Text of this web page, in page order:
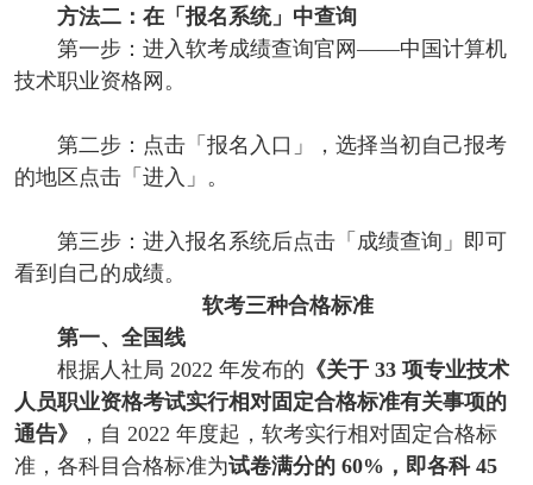
方法二：在「报名系统」中查询
第一步：进入软考成绩查询官网——中国计算机
技术职业资格网。
第二步：点击「报名入口」，选择当初自己报考
的地区点击「进入」。
第三步：进入报名系统后点击「成绩查询」即可
看到自己的成绩。
软考三种合格标准
第一、全国线
根据人社局 2022 年发布的 《关于 33 项专业技术
人员职业资格考试实行相对固定合格标准有关事项的
通告》
，自 2022 年度起，软考实行相对固定合格标
准，各科目合格标准为试卷满分的 60%，即各科 45